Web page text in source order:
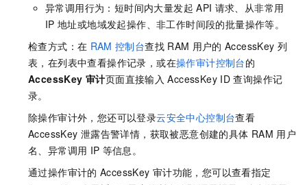
{
"Effect": "Deny",
"log:DeleteLogStore",
"log:DeleteProject",
"log:PutProjectPolicy",
]
"Resource":
"*"
{
"Effect": "Deny",
异常调用行为：短时间内大量发起 API 请求、从非常用
IP 地址或地域发起操作、非工作时间段的批量操作等。
检查方式：在 RAM 控制台查找 RAM 用户的 AccessKey 列
表，在列表中查看操作记录，或在操作审计控制台的
AccessKey 审计页面直接输入 AccessKey ID 查询操作记
录。
除操作审计外，您还可以登录云安全中心控制台查看
AccessKey 泄露告警详情，获取被恶意创建的具体 RAM 用户
名、异常调用 IP 等信息。
通过操作审计的 AccessKey 审计功能，您可以查看指定